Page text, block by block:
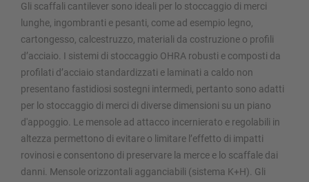
Gli scaffali cantilever sono ideali per lo stoccaggio di merci
lunghe, ingombranti e pesanti, come ad esempio legno,
cartongesso, calcestruzzo, materiali da costruzione o profili
d’acciaio. I sistemi di stoccaggio OHRA robusti e composti da
profilati d’acciaio standardizzati e laminati a caldo non
presentano fastidiosi sostegni intermedi, pertanto sono adatti
per lo stoccaggio di merci di diverse dimensioni su un piano
d'appoggio. Le mensole ad attacco incernierato e regolabili in
altezza permettono di evitare o limitare l’effetto di impatti
rovinosi e consentono di preservare la merce e lo scaffale dai
danni. Mensole orizzontali agganciabili (sistema K+H). Gli